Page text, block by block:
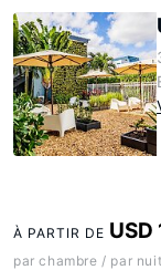
À PARTIR DE USD
par chambre / par nuit